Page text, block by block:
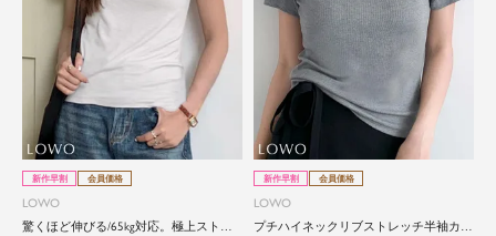
新作早割 会員価格
LOWO
驚くほど伸びる/65kg対応。極上ストレ
新作早割 会員価格
LOWO
プチハイネックリブストレッチ半袖カッ